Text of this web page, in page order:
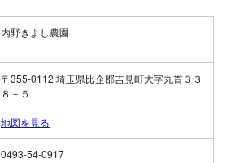
内野きよし農園
〒355-0112 埼玉県比企郡吉見町大字丸貫３３
８－５
地図を見る
0493-54-0917